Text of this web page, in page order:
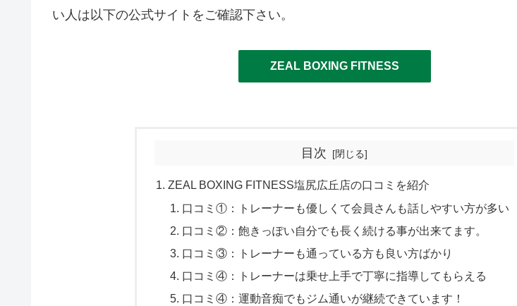
い人は以下の公式サイトをご確認下さい。
ZEAL BOXING FITNESS
目次
ZEAL BOXING FITNESS塩尻広丘店の口コミを紹介
口コミ①：トレーナーも優しくて会員さんも話しやすい方が多い
口コミ②：飽きっぽい自分でも長く続ける事が出来てます。
口コミ③：トレーナーも通っている方も良い方ばかり
口コミ④：トレーナーは乗せ上手で丁寧に指導してもらえる
口コミ④：運動音痴でもジム通いが継続できています！